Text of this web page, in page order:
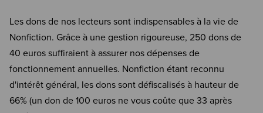
Les dons de nos lecteurs sont indispensables à la vie de
Nonfiction. Grâce à une gestion rigoureuse, 250 dons de
40 euros suffiraient à assurer nos dépenses de
fonctionnement annuelles. Nonfiction étant reconnu
d'intérêt général, les dons sont défiscalisés à hauteur de
66% (un don de 100 euros ne vous coûte que 33 après